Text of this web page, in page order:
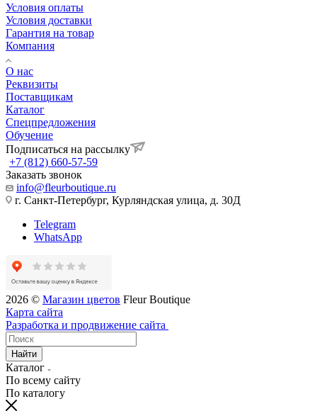
Условия оплаты
Условия доставки
Гарантия на товар
Компания
О нас
Реквизиты
Поставщикам
Каталог
Спецпредложения
Обучение
Подписаться на рассылку
+7 (812) 660-57-59
Заказать звонок
info@fleurboutique.ru
г. Санкт-Петербург, Курляндская улица, д. 30Д
Telegram
WhatsApp
2026 © Магазин цветов Fleur Boutique
Карта сайта
Разработка и продвижение сайта
Найти
Каталог
По всему сайту
По каталогу